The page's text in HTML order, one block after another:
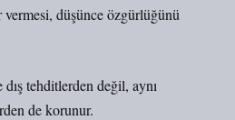
düşünce özgürlüğünü
tehditlerden değil, aynı
de korunur.